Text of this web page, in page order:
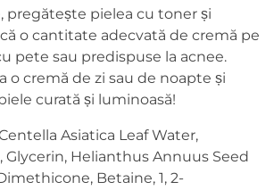
pregătește pielea cu toner și
o cantitate adecvată de cremă pe
pete sau predispuse la acnee.
o cremă de zi sau de noapte și
curată și luminoasă!
Asiatica Leaf Water,
Glycerin, Helianthus Annuus Seed
Betaine, 1, 2-